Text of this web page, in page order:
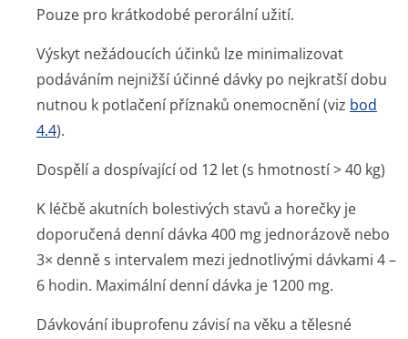
Pouze pro krátkodobé perorální užití.
Výskyt nežádoucích účinků lze minimalizovat
podáváním nejnižší účinné dávky po nejkratší dobu
nutnou k potlačení příznaků onemocnění (viz bod
4.4).
Dospělí a dospívající od 12 let (s hmotností > 40 kg)
K léčbě akutních bolestivých stavů a horečky je
doporučená denní dávka 400 mg jednorázově nebo
3× denně s intervalem mezi jednotlivými dávkami 4 –
6 hodin. Maximální denní dávka je 1200 mg.
Dávkování ibuprofenu závisí na věku a tělesné